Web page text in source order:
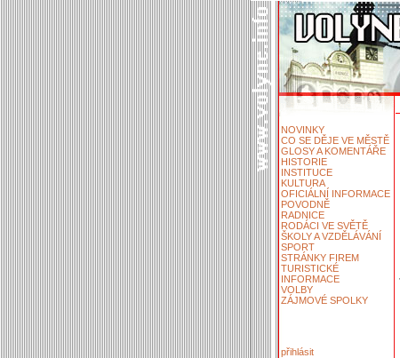
NOVINKY
CO SE DĚJE VE MĚSTĚ
GLOSY A KOMENTÁŘE
HISTORIE
INSTITUCE
KULTURA
OFICIÁLNÍ INFORMACE
POVODNĚ
RADNICE
RODÁCI VE SVĚTĚ
ŠKOLY A VZDĚLÁVÁNÍ
SPORT
STRÁNKY FIREM
TURISTICKÉ
INFORMACE
VOLBY
ZÁJMOVÉ SPOLKY
přihlásit